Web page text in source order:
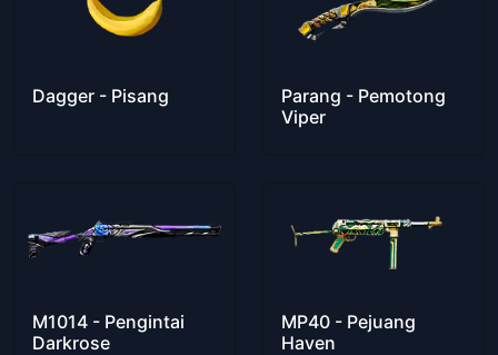
Dagger - Pisang
Parang - Pemotong
Viper
M1014 - Pengintai
Darkrose
MP40 - Pejuang
Haven